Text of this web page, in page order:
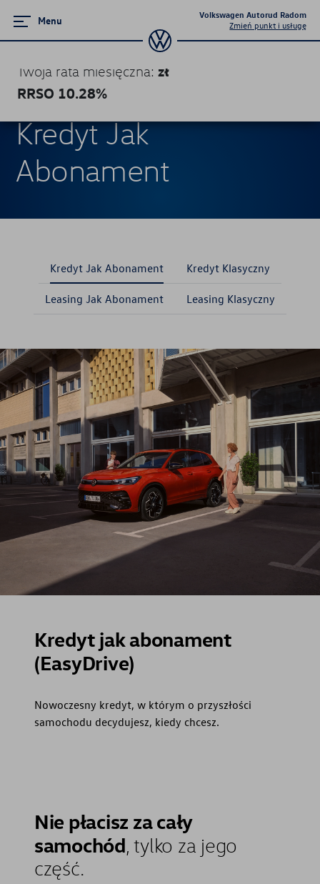
Menu
Volkswagen Autorud Radom
Zmień punkt i usługę
Produkty finansowe
Kredyt Jak Abonament
Kredyt Klasyczny
Produkty finansowe
Kredyt Jak
Abonament
Kredyt Jak Abonament Kredyt Klasyczny
Leasing Jak Abonament Leasing Klasyczny
Kredyt jak abonament
(EasyDrive)
Nowoczesny kredyt, w którym o przyszłości
samochodu decydujesz, kiedy chcesz.
Nie płacisz za cały
samochód, tylko za jego
część.
Twoja rata miesięczna: zł
RRSO 10.28%